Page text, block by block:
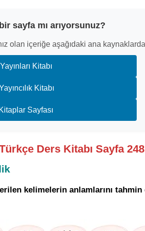
sayfa mı arıyorsunuz?
olan içeriğe aşağıdaki ana
Kitabı
Kitabı
Sayfası
Türkçe Ders Kitabı Sayfa
kelimelerin anlamlarını